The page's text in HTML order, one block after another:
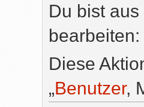
Du bist
bearbeiten:
Diese
„Benutzer,